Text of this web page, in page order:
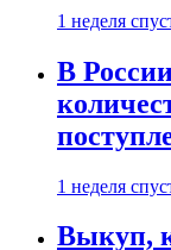
1 неделя
В
1 неделя
Выкуп,